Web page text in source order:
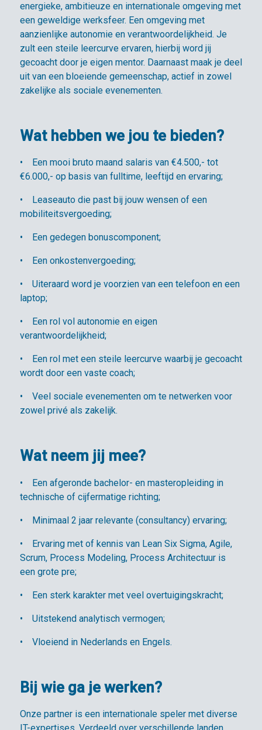
energieke, ambitieuze en internationale omgeving met
een geweldige werksfeer. Een omgeving met
aanzienlijke autonomie en verantwoordelijkheid. Je
zult een steile leercurve ervaren, hierbij word jij
gecoacht door je eigen mentor. Daarnaast maak je deel
uit van een bloeiende gemeenschap, actief in zowel
zakelijke als sociale evenementen.
Wat hebben we jou te bieden?
• Een mooi bruto maand salaris van €4.500,- tot
€6.000,- op basis van fulltime, leeftijd en ervaring;
• Leaseauto die past bij jouw wensen of een
mobiliteitsvergoeding;
• Een gedegen bonuscomponent;
• Een onkostenvergoeding;
• Uiteraard word je voorzien van een telefoon en een
laptop;
• Een rol vol autonomie en eigen
verantwoordelijkheid;
• Een rol met een steile leercurve waarbij je gecoacht
wordt door een vaste coach;
• Veel sociale evenementen om te netwerken voor
zowel privé als zakelijk.
Wat neem jij mee?
• Een afgeronde bachelor- en masteropleiding in
technische of cijfermatige richting;
• Minimaal 2 jaar relevante (consultancy) ervaring;
• Ervaring met of kennis van Lean Six Sigma, Agile,
Scrum, Process Modeling, Process Architectuur is
een grote pre;
• Een sterk karakter met veel overtuigingskracht;
• Uitstekend analytisch vermogen;
• Vloeiend in Nederlands en Engels.
Bij wie ga je werken?
Onze partner is een internationale speler met diverse